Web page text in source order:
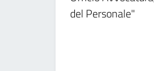
del Personale"